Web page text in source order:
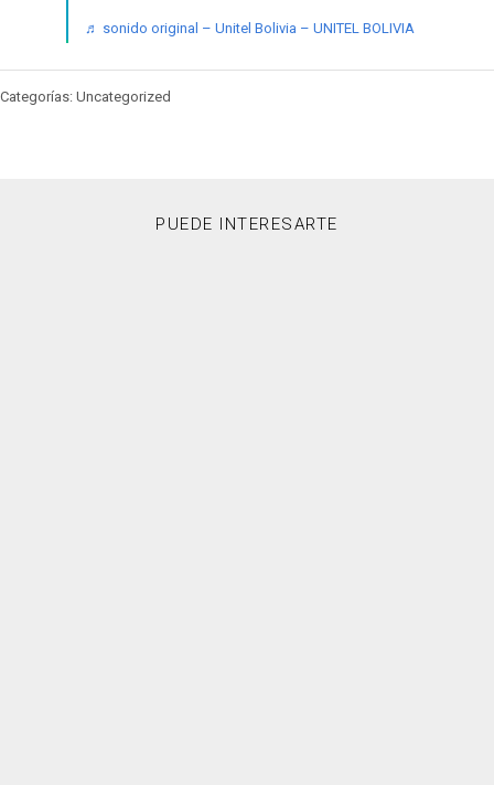
♬ sonido original – Unitel Bolivia – UNITEL BOLIVIA
Categorías: Uncategorized
PUEDE INTERESARTE